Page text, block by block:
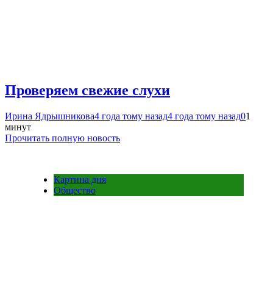
Проверяем свежие слухи
Ирина Ядрышникова4 года тому назад4 года тому назад01
минут
Прочитать полную новость
Картина дня
Общество